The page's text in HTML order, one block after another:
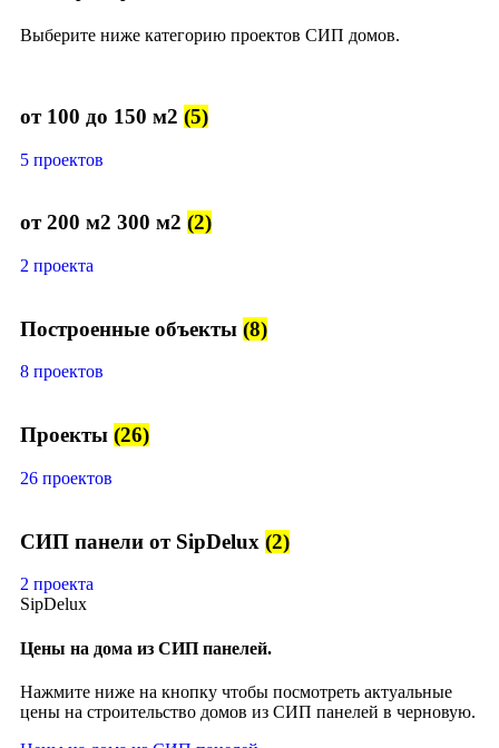
Выберите ниже категорию проектов СИП домов.
от 100 до 150 м2 (5)
5 проектов
от 200 м2 300 м2 (2)
2 проекта
Построенные объекты (8)
8 проектов
Проекты (26)
26 проектов
СИП панели от SipDelux (2)
2 проекта
SipDelux
Цены на дома из СИП панелей.
Нажмите ниже на кнопку чтобы посмотреть актуальные
цены на строительство домов из СИП панелей в черновую.